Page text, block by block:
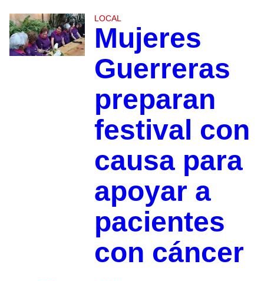
LOCAL
Mujeres
Guerreras
preparan
festival con
causa para
apoyar a
pacientes
con cáncer